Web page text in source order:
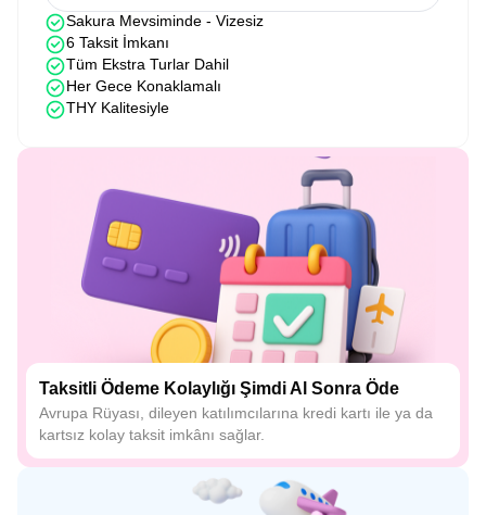
Sakura Mevsiminde - Vizesiz
6 Taksit İmkanı
Tüm Ekstra Turlar Dahil
Her Gece Konaklamalı
THY Kalitesiyle
Taksitli Ödeme Kolaylığı Şimdi Al Sonra Öde
Avrupa Rüyası, dileyen katılımcılarına kredi kartı ile ya da
kartsız kolay taksit imkânı sağlar.